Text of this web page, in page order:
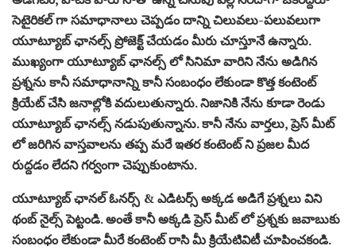
సెటైరికల్ గా సమాధానాలు చెప్పడం దాన్ని చిలువలు-పలువలుగా
యూట్యూబ్ ఛానల్స్ ప్రోజెక్ట్ చేయడం మీరు చూస్తూనే ఉన్నారు.
ముఖ్యంగా యూట్యూబ్ ఛానల్స్ లో సినిమా వారిని నేను అడిగిన
ప్రశ్నను కానీ సమాధానాన్ని కానీ సంబంధం లేకుండా కొత్త కంటెంట్
క్రియేట్ చేసి జనాల్లోకి వదులుతున్నారు. నిజానికి నేను కూడా రెండు
యూట్యూబ్ ఛానల్స్ నడుపుతున్నాను. కానీ నేను వార్తలు, ప్రెస్ మీట్
లో జరిగిన వాస్తవాలను తప్ప మరే ఇతర కంటెంట్ ని ప్రజల మీద
రుద్దడం లేదని గర్వంగా చెప్పుకుంటాను.
యూట్యూబ్ ఛానల్ ఓనర్స్ & ఎడిటర్స్ అక్కడ అడిగే ప్రశ్నలు విని
థంబ్ నైల్స్ పెట్టండి. అంతే కానీ అక్కడి ప్రెస్ మీట్ లో ప్రశ్నకు జవాబుకు
సంబంధం లేకుండా మీరే కంటెంట్ రాసి మీ క్రియేటివిటీ చూపించకండి.